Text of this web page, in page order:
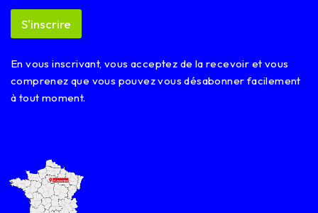
E
a
l
S'inscrire
En vous inscrivant, vous acceptez de la recevoir et vous
comprenez que vous pouvez vous désabonner facilement
à tout moment.